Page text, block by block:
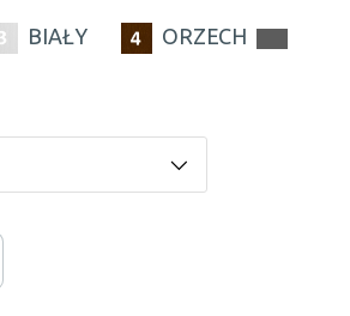
BIAŁY
ORZECH